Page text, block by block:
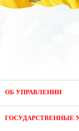
ОБ УПРАВЛЕНИИ
ГОСУДАРСТВЕННЫЕ